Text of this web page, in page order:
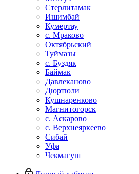
Стерлитамак
Ишимбай
Кумертау
c. Мраково
Октябрьский
Туймазы
c. Буздяк
Баймак
Давлеканово
Дюртюли
Кушнаренково
Магнитогорск
с. Аскарово
с. Верхнеяркеево
Сибай
Уфа
Чекмагуш